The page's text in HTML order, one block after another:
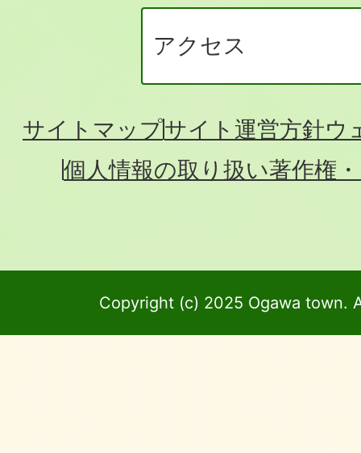
アクセス
サイトマップサイト運営方針ウ
個人情報の取り扱い著作権
Copyright (c) 2025 Ogawa town.